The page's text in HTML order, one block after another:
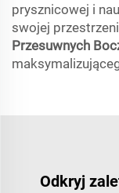
prysznicowej i
swojej
Przesuwnych
Odkryj